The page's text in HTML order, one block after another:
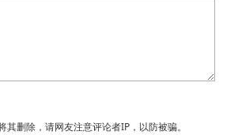
删除，请网友注意评论者IP，以防被骗。